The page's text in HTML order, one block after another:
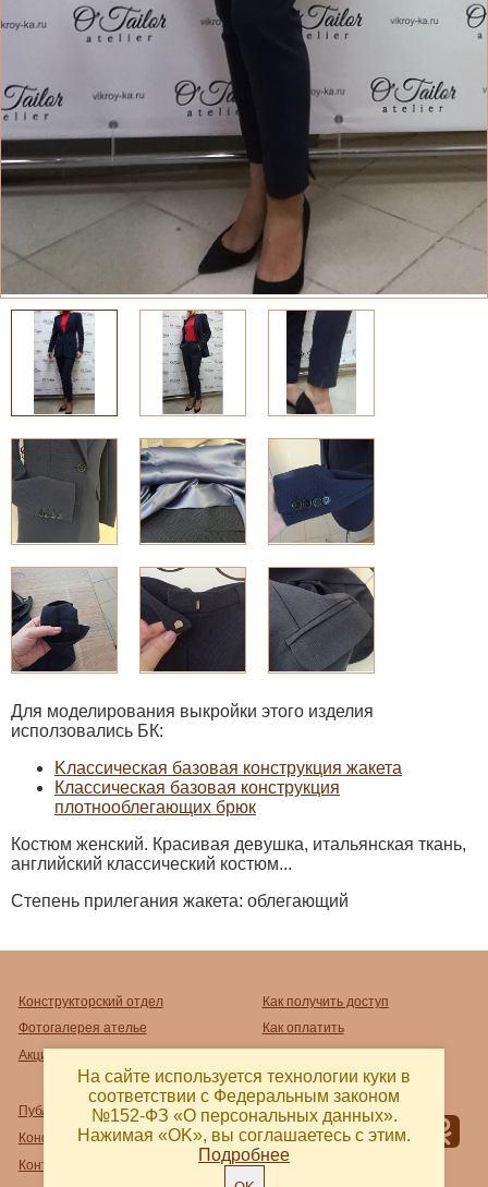
Для моделирования выкройки этого изделия
исползовались БК:
Kлассическая базовая конструкция жакета
Классическая базовая конструкция
плотнооблегающих брюк
Костюм женский. Красивая девушка, итальянская ткань,
английский классический костюм...
Степень прилегания жакета: облегающий
Конструкторский отдел
Фотогалерея ателье
Акции
Как получить доступ
Как оплатить
Публичный договор-оферта
Конфиденциальность
Контакты и реквизиты
На сайте используется технологии куки в
соответствии с Федеральным законом
№152-ФЗ «О персональных данных».
Нажимая «OK», вы соглашаетесь с этим.
Подробнее